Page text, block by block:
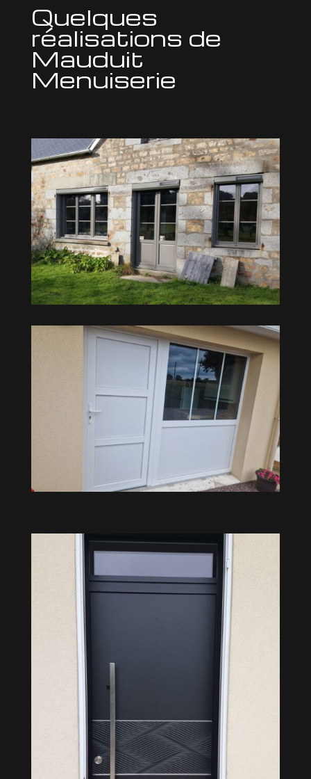
Quelques
réalisations de
Mauduit
Menuiserie